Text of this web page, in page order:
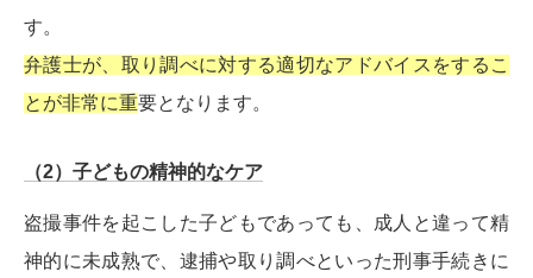
す。
弁護士が、取り調べに対する適切なアドバイスをするこ
とが非常に重要となります。
（2）子どもの精神的なケア
盗撮事件を起こした子どもであっても、成人と違って精
神的に未成熟で、逮捕や取り調べといった刑事手続きに